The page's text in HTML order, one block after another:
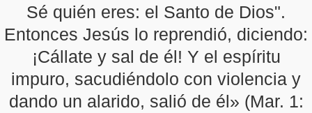
Sé quién eres: el Santo de Dios".
Entonces Jesús lo reprendió, diciendo:
¡Cállate y sal de él! Y el espíritu
impuro, sacudiéndolo con violencia y
dando un alarido, salió de él» (Mar. 1: